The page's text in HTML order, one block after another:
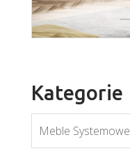
Kategorie
Meble Systemowe